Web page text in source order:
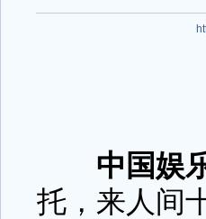
中国娱
托，来人间